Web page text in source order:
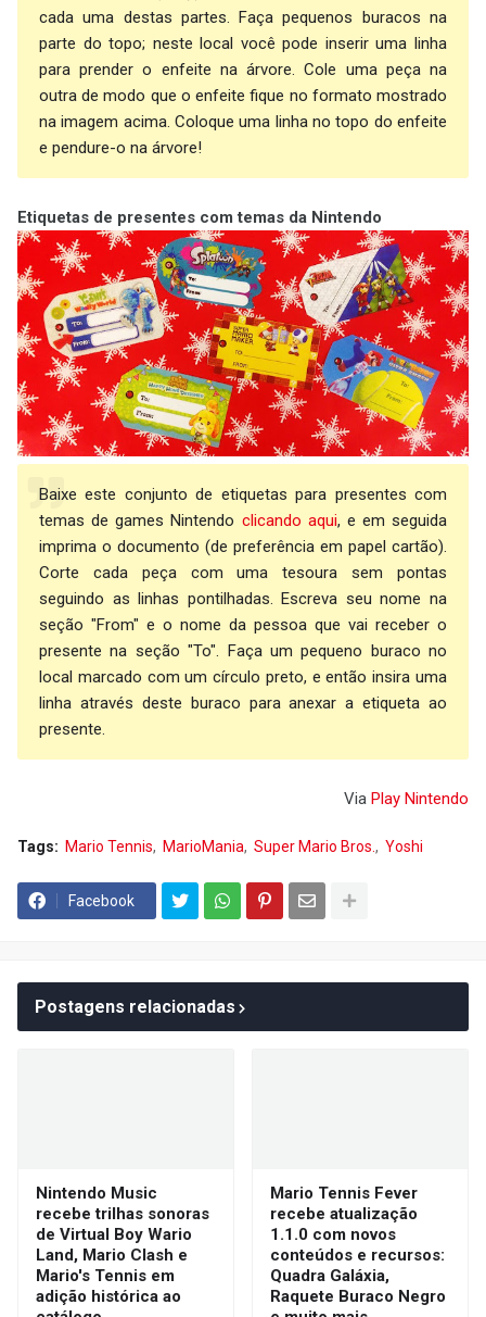
cada uma destas partes. Faça pequenos buracos na
parte do topo; neste local você pode inserir uma linha
para prender o enfeite na árvore. Cole uma peça na
outra de modo que o enfeite fique no formato mostrado
na imagem acima. Coloque uma linha no topo do enfeite
e pendure-o na árvore!
Etiquetas de presentes com temas da Nintendo
Baixe este conjunto de etiquetas para presentes com
temas de games Nintendo clicando aqui, e em seguida
imprima o documento (de preferência em papel cartão).
Corte cada peça com uma tesoura sem pontas
seguindo as linhas pontilhadas. Escreva seu nome na
seção "From" e o nome da pessoa que vai receber o
presente na seção "To". Faça um pequeno buraco no
local marcado com um círculo preto, e então insira uma
linha através deste buraco para anexar a etiqueta ao
presente.
Via Play Nintendo
Tags: Mario Tennis MarioMania Super Mario Bros. Yoshi
Facebook
Postagens relacionadas
Nintendo Music
recebe trilhas sonoras
de Virtual Boy Wario
Land, Mario Clash e
Mario's Tennis em
adição histórica ao
Mario Tennis Fever
recebe atualização
1.1.0 com novos
conteúdos e recursos:
Quadra Galáxia,
Raquete Buraco Negro